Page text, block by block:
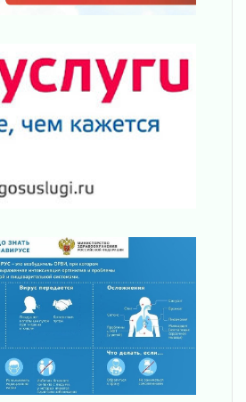
День Воздушно-
заслуги жителей перед
нашли в Кировском
напомнили, как
укусе клеща